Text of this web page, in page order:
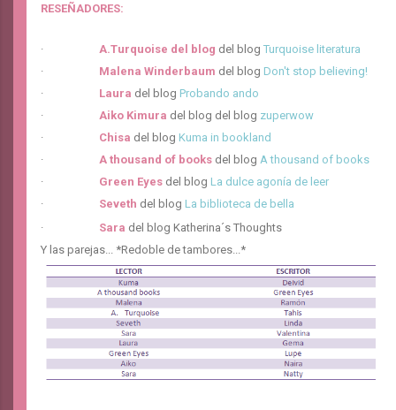
RESEÑADORES:
· A.Turquoise del blog del blog Turquoise literatura
·
Malena Winderbaum del blog Don't stop believing!
·
Laura del blog Probando ando
·
Aiko Kimura del blog del blog zuperwow
·
Chisa del blog Kuma in bookland
·
A thousand of books del blog A thousand of books
·
Green Eyes del blog La dulce agonía de leer
·
Seveth del blog La biblioteca de bella
·
Sara del blog Katherina´s Thoughts
Y las parejas... *Redoble de tambores...*